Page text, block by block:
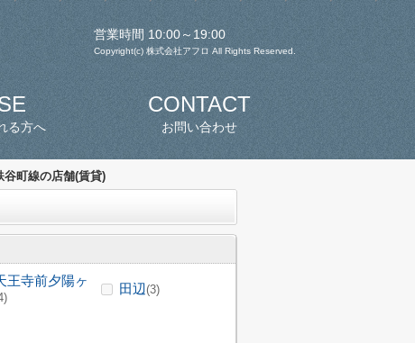
営業時間 10:00～19:00
Copyright(c) 株式会社アフロ All Rights Reserved.
る方へ
CONTACT
お問い合わせ
谷町線の店舗(賃貸)
王寺前夕陽ヶ
田辺(3)